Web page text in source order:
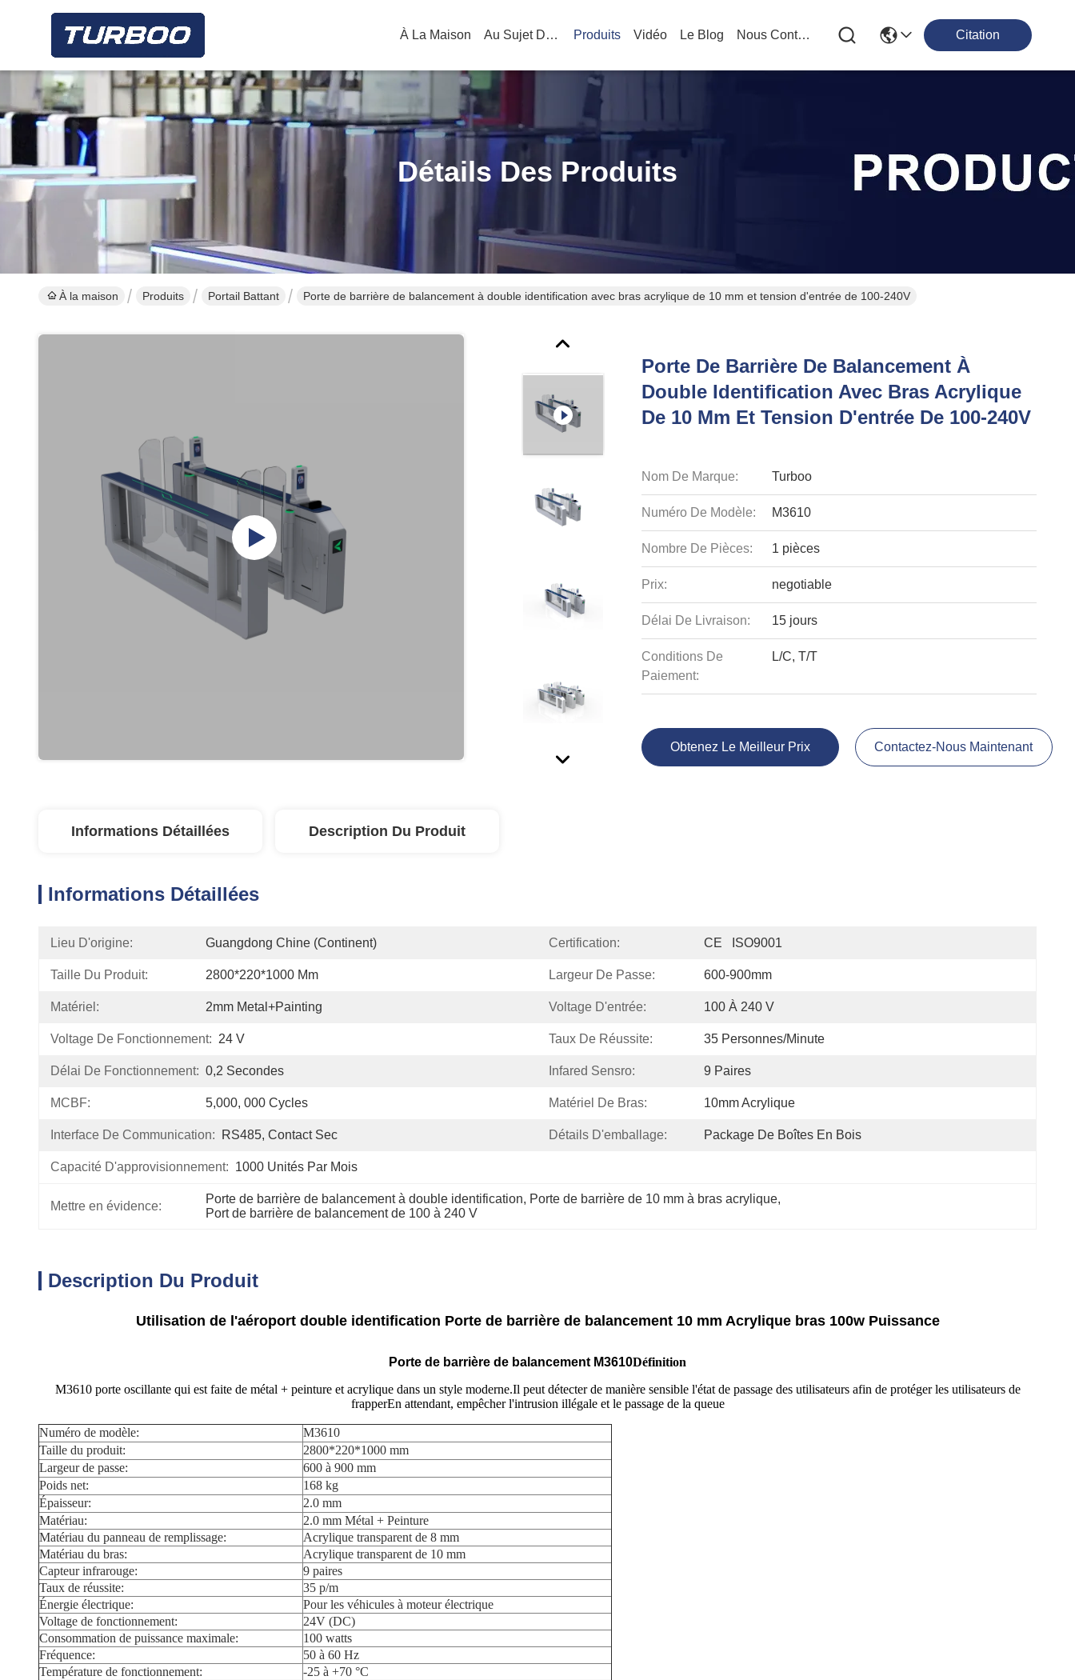
À La Maison Au Sujet De Nous Produits Vidéo Le Blog Nous Contacter Citation
Détails Des Produits
À la maison Produits Portail Battant Porte de barrière de balancement à double identification avec bras acrylique de 10 mm et tension d'entrée de 100-240V
Porte De Barrière De Balancement À
Double Identification Avec Bras Acrylique
De 10 Mm Et Tension D'entrée De 100-240V
Nom De Marque: Turboo
Numéro De Modèle: M3610
Nombre De Pièces: 1 pièces
Prix: negotiable
Délai De Livraison: 15 jours
Conditions De
Paiement:
L/C, T/T
Obtenez Le Meilleur Prix Contactez-Nous Maintenant
Informations Détaillées Description Du Produit
Informations Détaillées
Lieu D'origine: Guangdong Chine (continent) Certification: CE   ISO9001
Taille Du Produit: 2800*220*1000 Mm Largeur De Passe: 600-900mm
Matériel: 2mm Metal+Painting Voltage D'entrée: 100 À 240 V
Voltage De Fonctionnement: 24 V Taux De Réussite: 35 Personnes/minute
Délai De Fonctionnement: 0,2 Secondes Infared Sensro: 9 Paires
MCBF: 5,000, 000 Cycles Matériel De Bras: 10mm Acrylique
Interface De Communication: RS485, Contact Sec Détails D'emballage: Package De Boîtes En Bois
Capacité D'approvisionnement: 1000 Unités Par Mois
Mettre en évidence:
Porte de barrière de balancement à double identification, Porte de barrière de 10 mm à bras acrylique,
Port de barrière de balancement de 100 à 240 V
Description Du Produit
Utilisation de l'aéroport double identification Porte de barrière de balancement 10 mm Acrylique bras 100w Puissance
Porte de barrière de balancement M3610Définition
M3610 porte oscillante qui est faite de métal + peinture et acrylique dans un style moderne.Il peut détecter de manière sensible l'état de passage des utilisateurs afin de protéger les utilisateurs de
frapperEn attendant, empêcher l'intrusion illégale et le passage de la queue
Numéro de modèle:
M3610
Taille du produit:
2800*220*1000 mm
Largeur de passe:
600 à 900 mm
Poids net:
168 kg
Épaisseur:
2.0 mm
Matériau:
2.0 mm Métal + Peinture
Matériau du panneau de remplissage:
Acrylique transparent de 8 mm
Matériau du bras:
Acrylique transparent de 10 mm
Capteur infrarouge:
9 paires
Taux de réussite:
35 p/m
Énergie électrique:
Pour les véhicules à moteur électrique
Voltage de fonctionnement:
24V (DC)
Consommation de puissance maximale:
100 watts
Fréquence:
50 à 60 Hz
Température de fonctionnement:
-25 à +70 °C